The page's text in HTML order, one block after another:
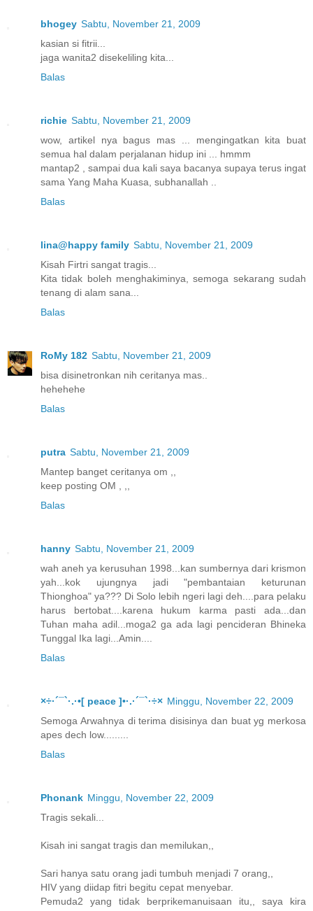
bhogey Sabtu, November 21, 2009
kasian si fitrii...
jaga wanita2 disekeliling kita...
Balas
richie Sabtu, November 21, 2009
wow, artikel nya bagus mas ... mengingatkan kita buat
semua hal dalam perjalanan hidup ini ... hmmm
mantap2 , sampai dua kali saya bacanya supaya terus ingat
sama Yang Maha Kuasa, subhanallah ..
Balas
lina@happy family Sabtu, November 21, 2009
Kisah Firtri sangat tragis...
Kita tidak boleh menghakiminya, semoga sekarang sudah
tenang di alam sana...
Balas
RoMy 182 Sabtu, November 21, 2009
bisa disinetronkan nih ceritanya mas..
hehehehe
Balas
putra Sabtu, November 21, 2009
Mantep banget ceritanya om ,,
keep posting OM , ,,
Balas
hanny Sabtu, November 21, 2009
wah aneh ya kerusuhan 1998...kan sumbernya dari krismon
yah...kok ujungnya jadi "pembantaian keturunan
Thionghoa" ya??? Di Solo lebih ngeri lagi deh....para pelaku
harus bertobat....karena hukum karma pasti ada...dan
Tuhan maha adil...moga2 ga ada lagi pencideran Bhineka
Tunggal Ika lagi...Amin....
Balas
×÷·´¯`·.·•[ peace ]•·.·´¯`·÷× Minggu, November 22, 2009
Semoga Arwahnya di terima disisinya dan buat yg merkosa
apes dech low.........
Balas
Phonank Minggu, November 22, 2009
Tragis sekali...
Kisah ini sangat tragis dan memilukan,,
Sari hanya satu orang jadi tumbuh menjadi 7 orang,,
HIV yang diidap fitri begitu cepat menyebar.
Pemuda2 yang tidak berprikemanuisaan itu,, saya kira